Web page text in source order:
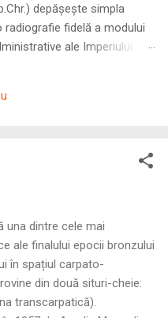
depășește simpla
fidelă a modului
ale Imperiului
a lumii romane
dinamică și de o libertate
( cives Romani ) în
de rom...
una dintre cele mai
ale finalului epocii bronzului
în spațiul carpato-
din două situri-cheie:
transcarpatică).